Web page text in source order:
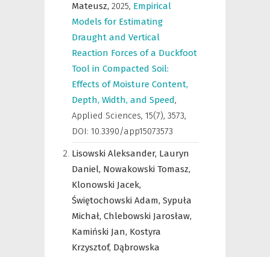
Mateusz, 2025, Empirical
Models for Estimating
Draught and Vertical
Reaction Forces of a Duckfoot
Tool in Compacted Soil:
Effects of Moisture Content,
Depth, Width, and Speed,
Applied Sciences, 15(7), 3573,
DOI: 10.3390/app15073573
Lisowski Aleksander, Lauryn
Daniel, Nowakowski Tomasz,
Klonowski Jacek,
Świętochowski Adam, Sypuła
Michał, Chlebowski Jarosław,
Kamiński Jan, Kostyra
Krzysztof, Dąbrowska